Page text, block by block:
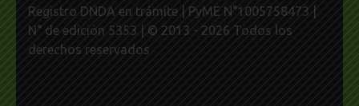
Registro DNDA en trámite | PyME N°1005758473 |
N° de edición 5353 | © 2013 - 2026 Todos los
derechos reservados